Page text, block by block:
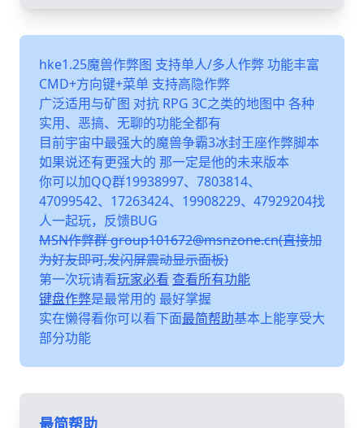
hke1.25魔兽作弊图 支持单人/多人作弊 功能丰富
CMD+方向键+菜单 支持高隐作弊
广泛适用与矿图 对抗 RPG 3C之类的地图中 各种
实用、恶搞、无聊的功能全都有
目前宇宙中最强大的魔兽争霸3冰封王座作弊脚本
如果说还有更强大的 那一定是他的未来版本
你可以加QQ群19938997、7803814、
47099542、17263424、19908229、47929204找
人一起玩，反馈BUG
MSN作弊群 group101672@msnzone.cn(直接加
为好友即可,发闪屏震动显示面板)
第一次玩请看玩家必看 查看所有功能
键盘作弊是最常用的 最好掌握
实在懒得看你可以看下面最简帮助基本上能享受大
部分功能
最简帮助